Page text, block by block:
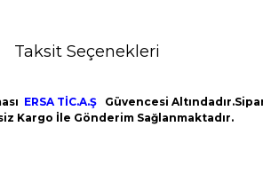
Taksit Seçenekleri
ERSA TİC.A.Ş
Güvencesi
Kargo İle Gönderim Sağlanmaktadır.